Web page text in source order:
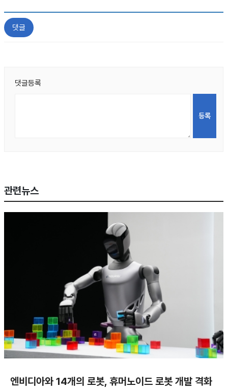
댓글
댓글등록
관련뉴스
엔비디아와 14개의 로봇, 휴머노이드 로봇 개발 격화